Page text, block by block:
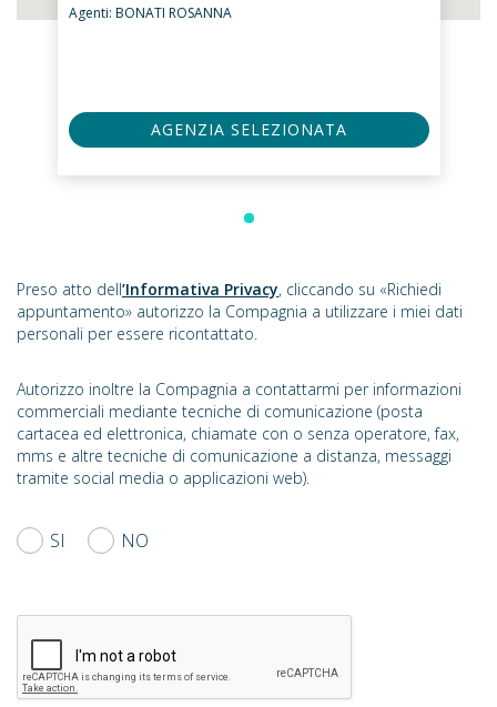
Agenti: BONATI ROSANNA
AGENZIA SELEZIONATA
Preso atto dell’Informativa Privacy, cliccando su «Richiedi
appuntamento» autorizzo la Compagnia a utilizzare i miei dati
personali per essere ricontattato.
Autorizzo inoltre la Compagnia a contattarmi per informazioni
commerciali mediante tecniche di comunicazione (posta
cartacea ed elettronica, chiamate con o senza operatore, fax,
mms e altre tecniche di comunicazione a distanza, messaggi
tramite social media o applicazioni web).
SI NO